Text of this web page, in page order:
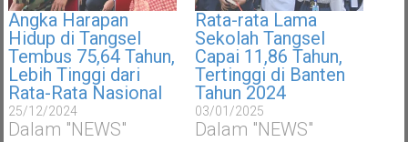
Angka Harapan
Hidup di Tangsel
Tembus 75,64 Tahun,
Lebih Tinggi dari
Rata-Rata Nasional
25/12/2024
Dalam "NEWS"
Rata-rata Lama
Sekolah Tangsel
Capai 11,86 Tahun,
Tertinggi di Banten
Tahun 2024
03/01/2025
Dalam "NEWS"